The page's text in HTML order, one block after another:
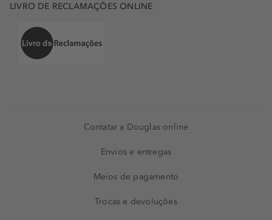
LIVRO DE RECLAMAÇÕES ONLINE
Contatar a Douglas online
Envios e entregas
Meios de pagamento
Trocas e devoluções